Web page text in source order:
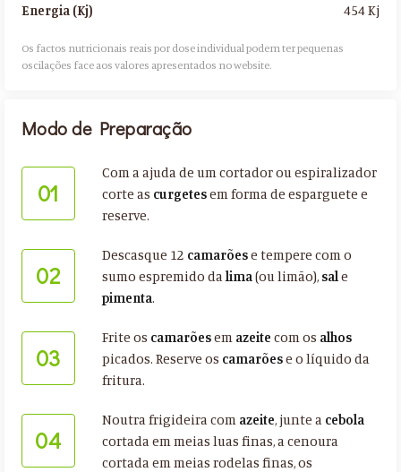
Energia (Kj) 454 Kj
Os factos nutricionais reais por dose individual podem ter pequenas
oscilações face aos valores apresentados no website.​
Modo de Preparação
01
Com a ajuda de um cortador ou espiralizador
corte as curgetesem forma de esparguete e
reserve.
02
Descasque 12 camarõese tempere com o
sumo espremido dalima(ou limão), sale
pimenta.
03
Frite os camarõesem azeite com os alhos
picados. Reserve os camarõese o líquido da
fritura.
04
Noutra frigideira com azeite, junte a cebola
cortada em meias luas finas, a cenoura
cortada em meias rodelas finas, os